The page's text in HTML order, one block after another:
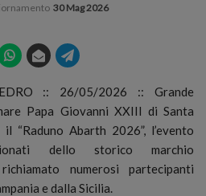
30 Mag 2026
:: 26/05/2026 :: Grande
Papa Giovanni XXIII di Santa
“Raduno Abarth 2026”, l’evento
dello storico marchio
numerosi partecipanti
e dalla Sicilia.